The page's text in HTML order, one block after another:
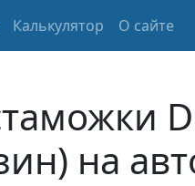
Калькулятор О сайте
на